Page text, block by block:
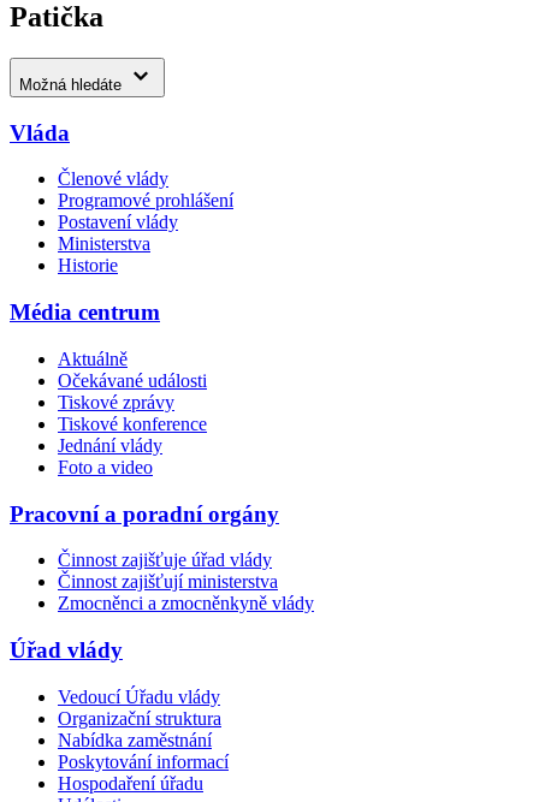
Patička
Možná hledáte
Vláda
Členové vlády
Programové prohlášení
Postavení vlády
Ministerstva
Historie
Média centrum
Aktuálně
Očekávané události
Tiskové zprávy
Tiskové konference
Jednání vlády
Foto a video
Pracovní a poradní orgány
Činnost zajišťuje úřad vlády
Činnost zajišťují ministerstva
Zmocněnci a zmocněnkyně vlády
Úřad vlády
Vedoucí Úřadu vlády
Organizační struktura
Nabídka zaměstnání
Poskytování informací
Hospodaření úřadu